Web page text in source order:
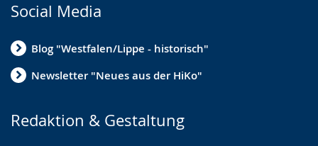
Social Media
Blog "Westfalen/Lippe - historisch"
Newsletter "Neues aus der HiKo"
Redaktion & Gestaltung